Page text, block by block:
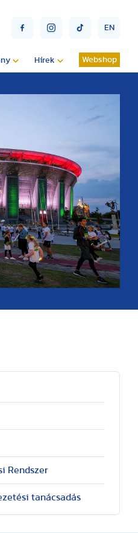
EN
Hírek Webshop
Rendszer
tanácsadás